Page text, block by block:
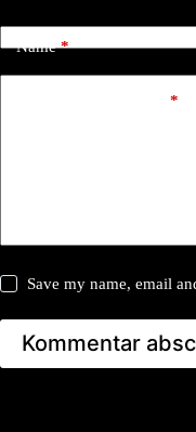
Name*
*
Save my name, email
Kommentar